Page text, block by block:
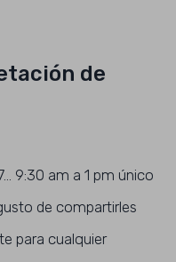
de
9:30 am a 1 pm único
de compartirles
para cualquier